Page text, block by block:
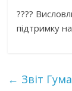
????
підтримку
← Звіт